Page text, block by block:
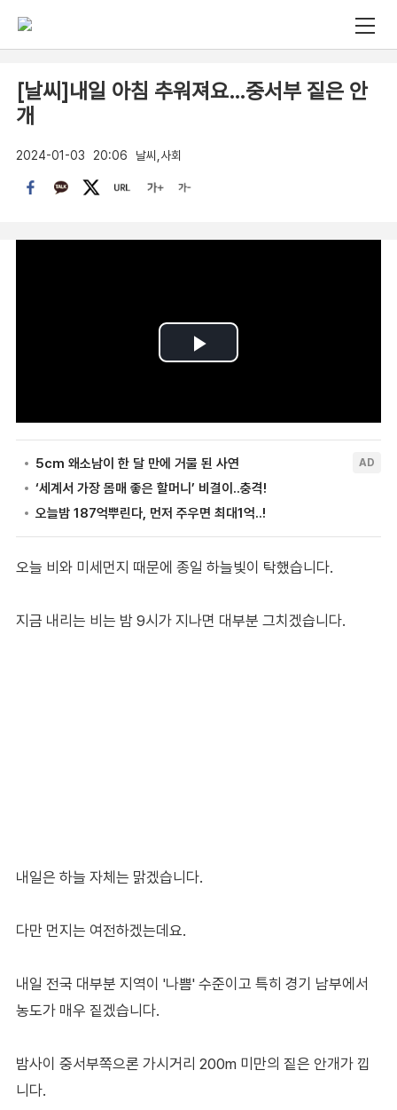
[날씨]내일 아침 추워져요…중서부 짙은 안
개
2024-01-03 20:06 날씨,사회
오늘 비와 미세먼지 때문에 종일 하늘빛이 탁했습니다.
지금 내리는 비는 밤 9시가 지나면 대부분 그치겠습니다.
내일은 하늘 자체는 맑겠습니다.
다만 먼지는 여전하겠는데요.
내일 전국 대부분 지역이 '나쁨' 수준이고 특히 경기 남부에서
농도가 매우 짙겠습니다.
밤사이 중서부쪽으론 가시거리 200m 미만의 짙은 안개가 낍
니다.